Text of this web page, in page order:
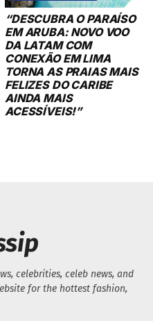
“DESCUBRA O PARAÍSO
EM ARUBA: NOVO VOO
DA LATAM COM
CONEXÃO EM LIMA
TORNA AS PRAIAS MAIS
FELIZES DO CARIBE
AINDA MAIS
ACESSÍVEIS!”
celebrities, celeb news, and
for the hottest fashion,